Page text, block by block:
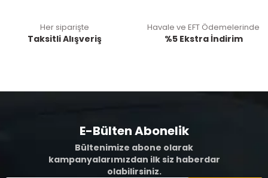
Her siparişte
Taksitli Alışveriş
Havale ve EFT Ödemelerinde
%5 Ekstra İndirim
E-Bülten Abonelik
Bültenimize abone olarak
kampanyalarımızdan ilk siz haberdar
olabilirsiniz.